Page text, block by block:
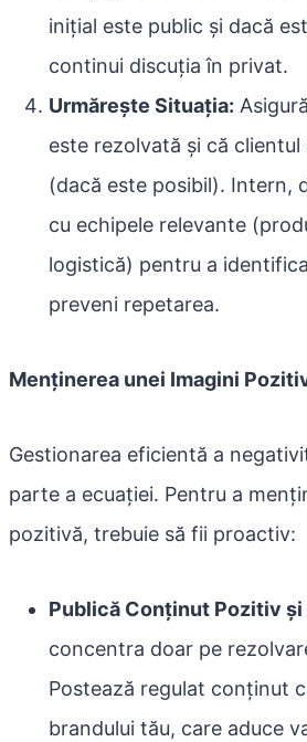
inițial este public și dacă
continui discuția în privat.
Urmărește Situația:
este rezolvată și că
(dacă este posibil). Intern,
cu echipele relevante
logistică) pentru a
preveni repetarea.
Menținerea unei Imagini
Gestionarea eficientă a
parte a ecuației. Pentru a
pozitivă, trebuie să fii proactiv:
Publică Conținut Pozitiv și
concentra doar pe
Postează regulat conținut
brandului tău, care aduce